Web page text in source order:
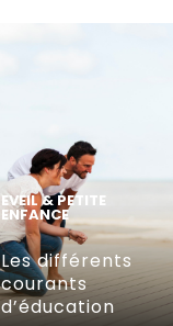
EVEIL & PETITE
ENFANCE
Les différents
courants
d’éducation